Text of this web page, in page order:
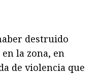
destruido
la zona, en
de violencia que